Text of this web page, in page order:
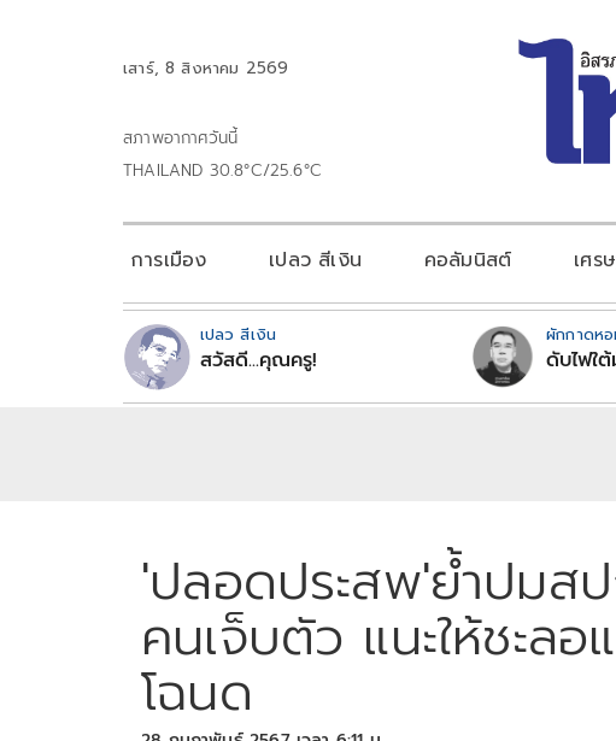
เสาร์, 8 สิงหาคม 2569
สภาพอากาศวันนี้
THAILAND 30.8°C/25.6°C
การเมือง เปลว สีเงิน คอลัมนิสต์ เศร
เปลว สีเงิน
สวัสดี...คุณครู!
ผักกาดห
ดับไฟใ
'ปลอดประสพ'ย้ำปมส
คนเจ็บตัว แนะให้ชะล
โฉนด